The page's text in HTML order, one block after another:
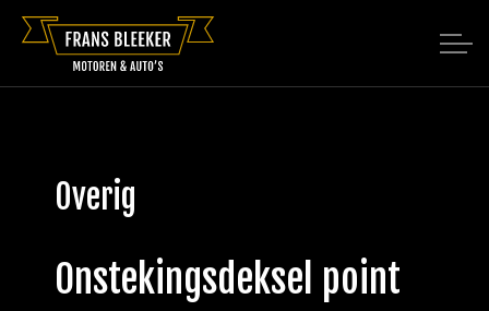
Overig
Onstekingsdeksel point